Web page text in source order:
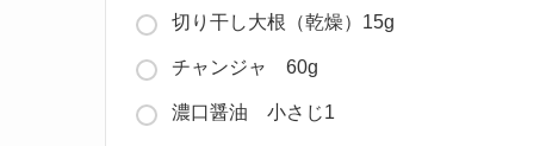
切り干し大根（乾燥）15g
チャンジャ 60g
濃口醤油 小さじ1